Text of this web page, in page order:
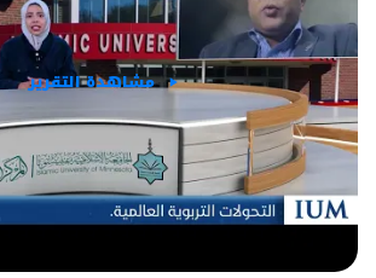
مشاهدة التقرير